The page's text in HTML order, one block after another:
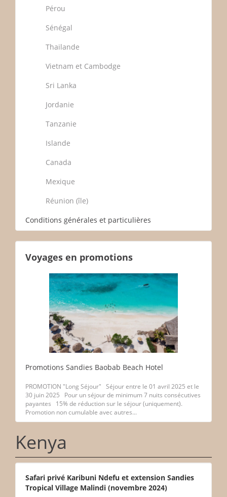
Pérou
Sénégal
Thailande
Vietnam et Cambodge
Sri Lanka
Jordanie
Tanzanie
Islande
Canada
Mexique
Réunion (île)
Conditions générales et particulières
Voyages en promotions
Promotions Sandies Baobab Beach Hotel
PROMOTION "Long Séjour" Séjour entre le 01 avril 2025 et le
30 juin 2025 Pour un séjour de minimum 7 nuits consécutives
payantes 15% de réduction sur le séjour (uniquement).
Promotion non cumulable avec autres...
Kenya
Safari privé Karibuni Ndefu et extension Sandies
Tropical Village Malindi (novembre 2024)